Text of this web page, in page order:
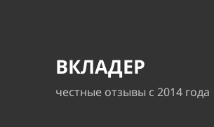
ВКЛАДЕР
честные отзывы с 2014 года